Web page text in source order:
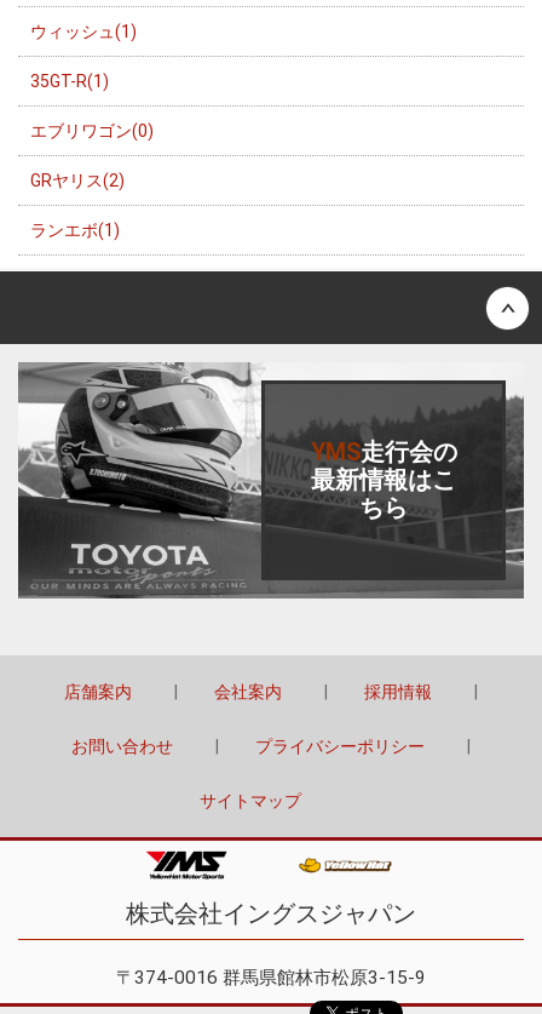
ウィッシュ(1)
35GT-R(1)
エブリワゴン(0)
GRヤリス(2)
ランエボ(1)
YMS走行会の
最新情報はこ
ちら
店舗案内 会社案内 採用情報
お問い合わせ プライバシーポリシー
サイトマップ
株式会社イングスジャパン
〒374-0016 群馬県館林市松原3-15-9